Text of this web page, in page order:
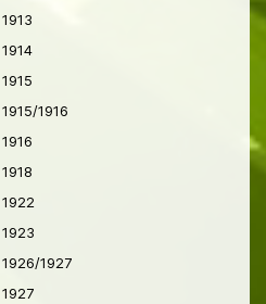
1913
1914
1915
1915/1916
1916
1918
1922
1923
1926/1927
1927